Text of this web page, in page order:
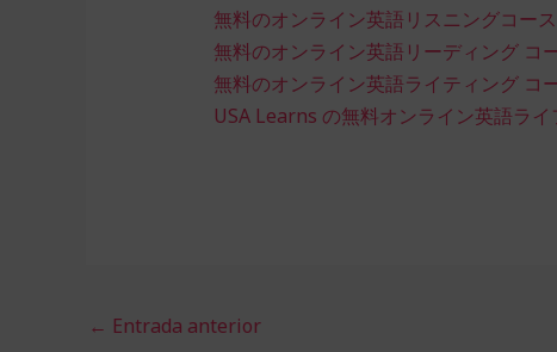
無料のオンライン英語リスニングコー
無料のオンライン英語リーディング コ
無料のオンライン英語ライティング コ
USA Learns の無料オンライン英語ライ
← Entrada anterior